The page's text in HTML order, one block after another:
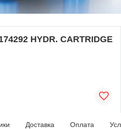
HYDR. CARTRIDGE
Доставка Оплата